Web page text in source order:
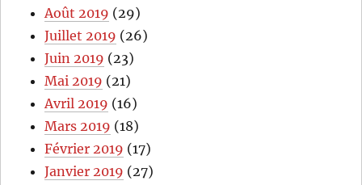
Août 2019 (29)
Juillet 2019 (26)
Juin 2019 (23)
Mai 2019 (21)
Avril 2019 (16)
Mars 2019 (18)
Février 2019 (17)
Janvier 2019 (27)